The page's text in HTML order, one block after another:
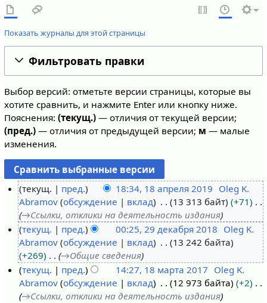
Показать журналы для этой страницы
Фильтровать правки
Выбор версий: отметьте версии страницы, которые вы
хотите сравнить, и нажмите Enter или кнопку ниже.
Пояснения: (текущ.)— отличия от текущей версии;
(пред.)— отличия от предыдущей версии; м — малые
изменения.
а
е
текущ. пред. 18:34, 18 апреля 2019 Oleg K.
Abramov обсуждение вклад 13 313 байт
+71
→Ссылки, отклики на деятельность издания
д
текущ. пред. 00:25, 29 декабря 2018 Oleg K.
Abramov обсуждение вклад
13 242 байта
+269
→Общие сведения
текущ. пред. 14:27, 18 марта 2017 Oleg K.
Abramov обсуждение вклад 12 973 байта
+2
→Ссылки, отклики на деятельность издания